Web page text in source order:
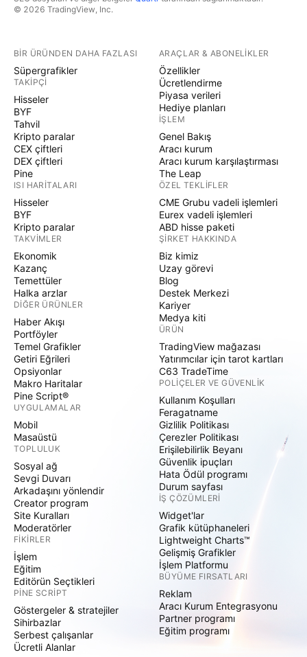
© 2026 TradingView, Inc.
BIR ÜRÜNDEN DAHA FAZLASI
Süpergrafikler
TAKIPÇI
Hisseler
BYF
Tahvil
Kripto paralar
CEX çiftleri
DEX çiftleri
Pine
ISI HARITALARI
Hisseler
BYF
Kripto paralar
TAKVIMLER
Ekonomik
Kazanç
Temettüler
Halka arzlar
DIĞER ÜRÜNLER
Haber Akışı
Portföyler
Temel Grafikler
Getiri Eğrileri
Opsiyonlar
Makro Haritalar
Pine Script®
UYGULAMALAR
Mobil
Masaüstü
TOPLULUK
Sosyal ağ
Sevgi Duvarı
Arkadaşını yönlendir
Creator program
Site Kuralları
Moderatörler
FIKIRLER
İşlem
Eğitim
Editörün Seçtikleri
PINE SCRIPT
Göstergeler & stratejiler
Sihirbazlar
Serbest çalışanlar
Ücretli Alanlar
ARAÇLAR & ABONELIKLER
Özellikler
Ücretlendirme
Piyasa verileri
Hediye planları
İŞLEM
Genel Bakış
Aracı kurum
Aracı kurum karşılaştırması
The Leap
ÖZEL TEKLIFLER
CME Grubu vadeli işlemleri
Eurex vadeli işlemleri
ABD hisse paketi
ŞIRKET HAKKINDA
Biz kimiz
Uzay görevi
Blog
Destek Merkezi
Kariyer
Medya kiti
ÜRÜN
TradingView mağazası
Yatırımcılar için tarot kartları
C63 TradeTime
POLIÇELER VE GÜVENLIK
Kullanım Koşulları
Feragatname
Gizlilik Politikası
Çerezler Politikası
Erişilebilirlik Beyanı
Güvenlik ipuçları
Hata Ödül programı
Durum sayfası
İŞ ÇÖZÜMLERI
Widget'lar
Grafik kütüphaneleri
Lightweight Charts™
Gelişmiş Grafikler
İşlem Platformu
BÜYÜME FIRSATLARI
Reklam
Aracı Kurum Entegrasyonu
Partner programı
Eğitim programı